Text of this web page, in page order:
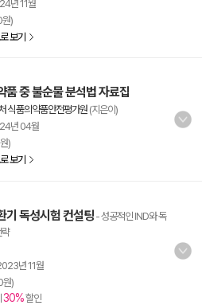
년 11월
)
보기
품 중 불순물 분석법 자료집
식품의약품안전평가원 (지은이)
년 04월
)
보기
기 독성시험 컨설팅 - 성공적인 IND와 독
년 11월
원)
30%할인